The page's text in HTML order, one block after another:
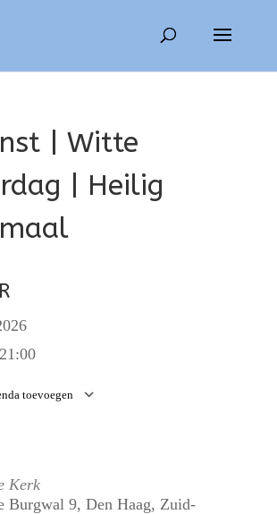
| Witte
| Heilig
toevoegen
Kerk
Burgwal 9, Den Haag, Zuid-